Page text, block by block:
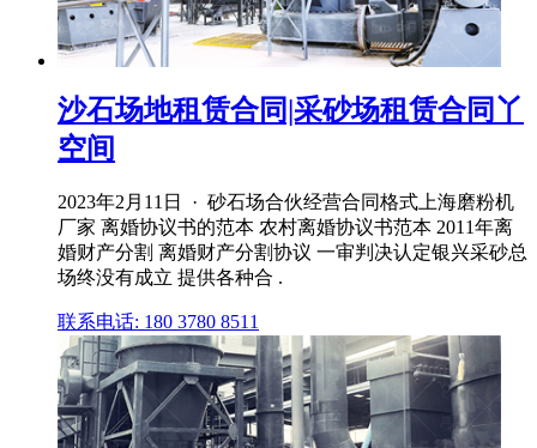
沙石场地租赁合同|采砂场租赁合同丫
空间
2023年2月11日 · 砂石场合伙经营合同格式上海磨粉机
厂家 离婚协议书的范本 农村离婚协议书范本 2011年离
婚财产分割 离婚财产分割协议 一审判决认定银兴采砂总
场终没有成立 提供各种合 .
联系电话: 180 3780 8511